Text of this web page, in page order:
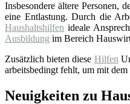
Insbesondere ältere Personen,
eine Entlastung. Durch die
Haushaltshilfen ideale
Ausbildung im Bereich
Zusätzlich bieten diese Hilfen
arbeitsbedingt fehlt, um mit
Neuigkeiten zu